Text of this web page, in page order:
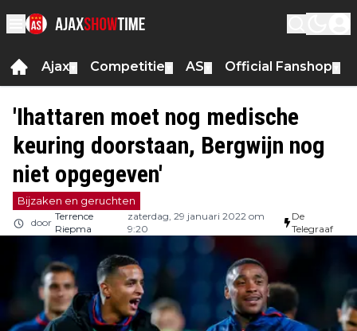
Ajax Competitie AS Official Fanshop
'Ihattaren moet nog medische
keuring doorstaan, Bergwijn nog
niet opgegeven'
Bijzaken en geruchten
door
Terrence
Riepma
zaterdag, 29 januari 2022 om
9:20
De
Telegraaf